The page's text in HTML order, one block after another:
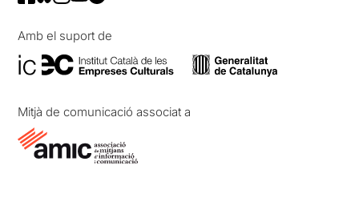
Amb el suport de
Mitjà de comunicació associat a